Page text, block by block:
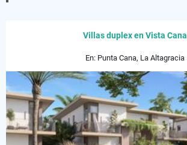
Villas duplex en Vista Cana
En: Punta Cana, La Altagracia